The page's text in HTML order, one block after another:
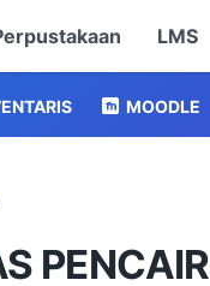
LMS
MOODLE